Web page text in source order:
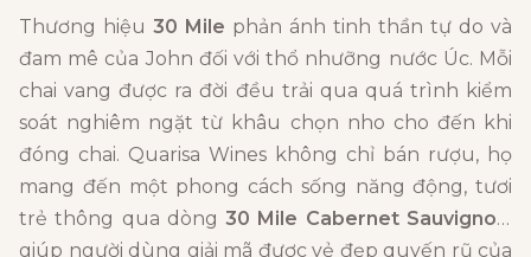
Thương hiệu 30 Mile phản ánh tinh thần tự do và
đam mê của John đối với thổ nhưỡng nước Úc. Mỗi
chai vang được ra đời đều trải qua quá trình kiểm
soát nghiêm ngặt từ khâu chọn nho cho đến khi
đóng chai. Quarisa Wines không chỉ bán rượu, họ
mang đến một phong cách sống năng động, tươi
trẻ thông qua dòng30 Mile Cabernet Sauvignon
giúp người dùng giải mã được vẻ đẹp quyến rũ của